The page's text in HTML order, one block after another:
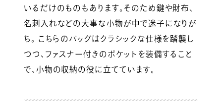
いるだけのものもあります。そのため鍵や財布、
名刺入れなどの大事な小物が中で迷子になりが
ち。 こちらのバッグはクラシックな仕様を踏襲し
つつ、ファスナー付きのポケットを装備すること
で、小物の収納の役に立てています。